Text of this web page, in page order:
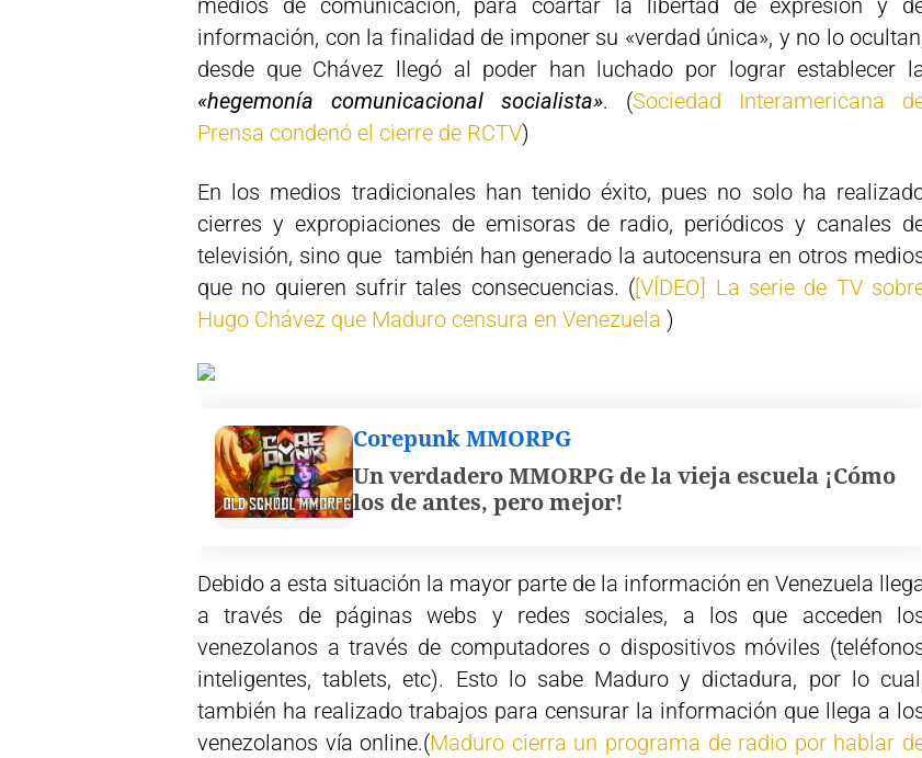
medios de comunicación, para coartar la libertad de expresión y
información, con la finalidad de imponer su «verdad única», y no lo
desde que Chávez llegó al poder han luchado por lograr establecer
«hegemonía comunicacional socialista». (Sociedad Interamericana
Prensa condenó el cierre de RCTV)
En los medios tradicionales han tenido éxito, pues no solo ha
cierres y expropiaciones de emisoras de radio, periódicos y canales
televisión, sino que también han generado la autocensura en otros
que no quieren sufrir tales consecuencias. ( [VÍDEO] La serie de TV
Hugo Chávez que Maduro censura en Venezuela )
Corepunk MMORPG
Un verdadero MMORPG de la vieja escuela ¡Cómo
los de antes, pero mejor!
Debido a esta situación la mayor parte de la información en Venezuela
a través de páginas webs y redes sociales, a los que acceden
venezolanos a través de computadores o dispositivos móviles
inteligentes, tablets, etc). Esto lo sabe Maduro y dictadura, por lo
también ha realizado trabajos para censurar la información que llega a
venezolanos vía online.(Maduro cierra un programa de radio por hablar